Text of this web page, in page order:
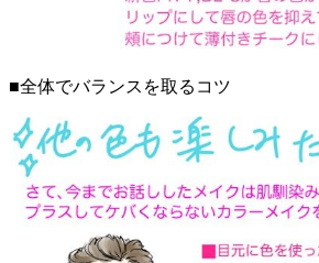
■全体でバランスを取るコツ